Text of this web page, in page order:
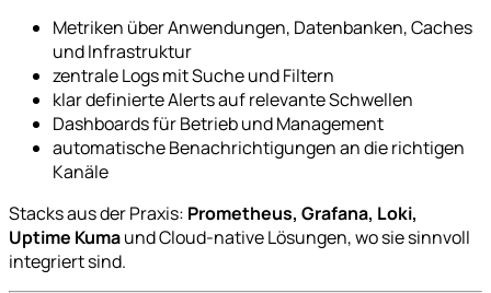
Metriken über Anwendungen, Datenbanken, Caches
und Infrastruktur
zentrale Logs mit Suche und Filtern
klar definierte Alerts auf relevante Schwellen
Dashboards für Betrieb und Management
automatische Benachrichtigungen an die richtigen
Kanäle
Stacks aus der Praxis: Prometheus, Grafana, Loki,
Uptime Kumaund Cloud-native Lösungen, wo sie sinnvoll
integriert sind.